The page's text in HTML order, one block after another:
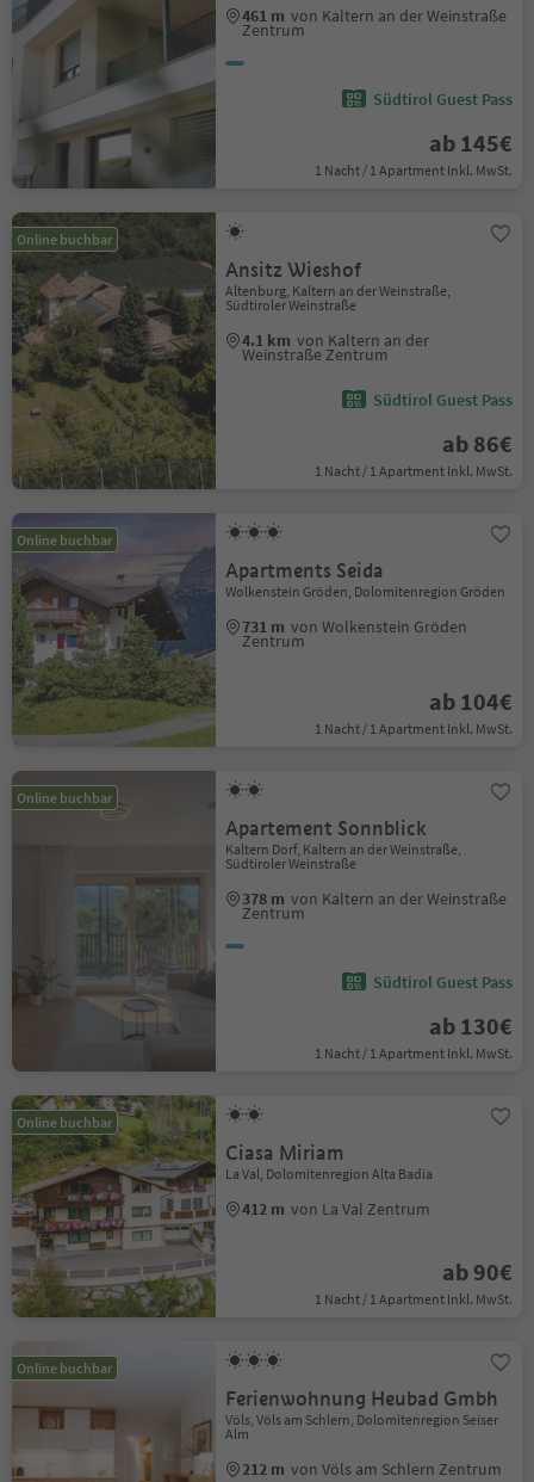
461 m von Kaltern an der Weinstraße
Zentrum
Südtirol Guest Pass
ab 145€
1 Nacht / 1 Apartment Inkl. MwSt.
Online buchbar
Ansitz Wieshof
Altenburg, Kaltern an der Weinstraße,
Südtiroler Weinstraße
4.1 km von Kaltern an der
Weinstraße Zentrum
Südtirol Guest Pass
ab 86€
1 Nacht / 1 Apartment Inkl. MwSt.
Online buchbar
Apartments Seida
Wolkenstein Gröden, Dolomitenregion Gröden
731 m von Wolkenstein Gröden
Zentrum
ab 104€
1 Nacht / 1 Apartment Inkl. MwSt.
Online buchbar
Apartement Sonnblick
Kaltern Dorf, Kaltern an der Weinstraße,
Südtiroler Weinstraße
378 m von Kaltern an der Weinstraße
Zentrum
Südtirol Guest Pass
ab 130€
1 Nacht / 1 Apartment Inkl. MwSt.
Online buchbar
Ciasa Miriam
La Val, Dolomitenregion Alta Badia
412 m von La Val Zentrum
ab 90€
1 Nacht / 1 Apartment Inkl. MwSt.
Online buchbar
Ferienwohnung Heubad Gmbh
Völs, Völs am Schlern, Dolomitenregion Seiser
Alm
212 m von Völs am Schlern Zentrum